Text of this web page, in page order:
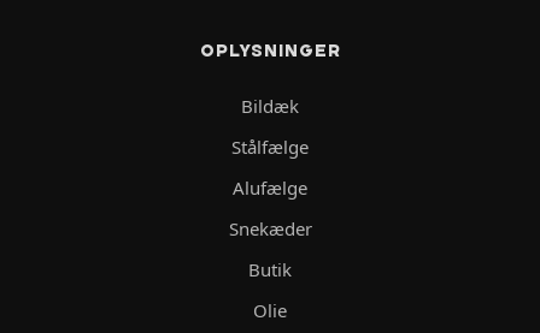
OPLYSNINGER
Bildæk
Stålfælge
Alufælge
Snekæder
Butik
Olie